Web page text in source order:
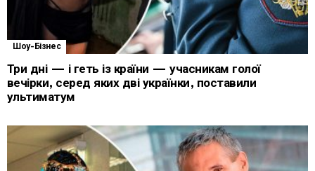
Шоу-Бізнес
Три дні — і геть із країни — учасникам голої
вечірки, серед яких дві українки, поставили
ультиматум